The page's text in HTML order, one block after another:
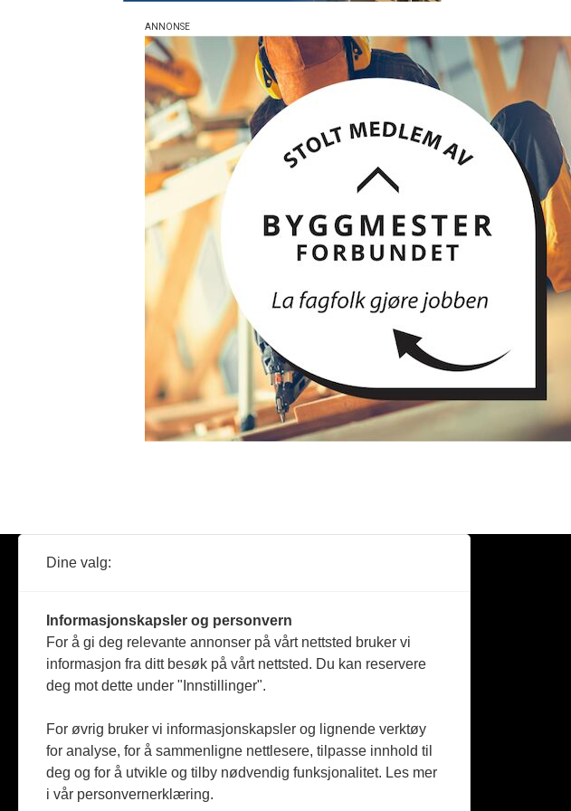
Reportasje
Produkter
Jobbmarked
Dine valg:
Informasjonskapsler og personvern
For å gi deg relevante annonser på vårt nettsted bruker vi
informasjon fra ditt besøk på vårt nettsted. Du kan reservere
deg mot dette under "Innstillinger".
For øvrig bruker vi informasjonskapsler og lignende verktøy
for analyse, for å sammenligne nettlesere, tilpasse innhold til
deg og for å utvikle og tilby nødvendig funksjonalitet. Les mer
i vår personvernerklæring.